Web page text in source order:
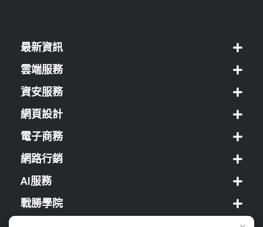
最新資訊
雲端服務
資安服務
網頁設計
電子商務
網路行銷
AI服務
戰勝學院